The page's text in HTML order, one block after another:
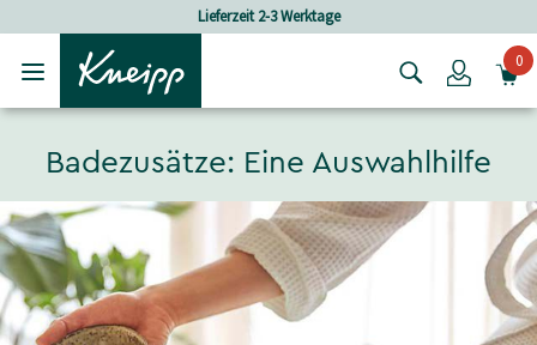
Lieferzeit 2-3 Werktage
Login0
Badezusätze: Eine Auswahlhilfe